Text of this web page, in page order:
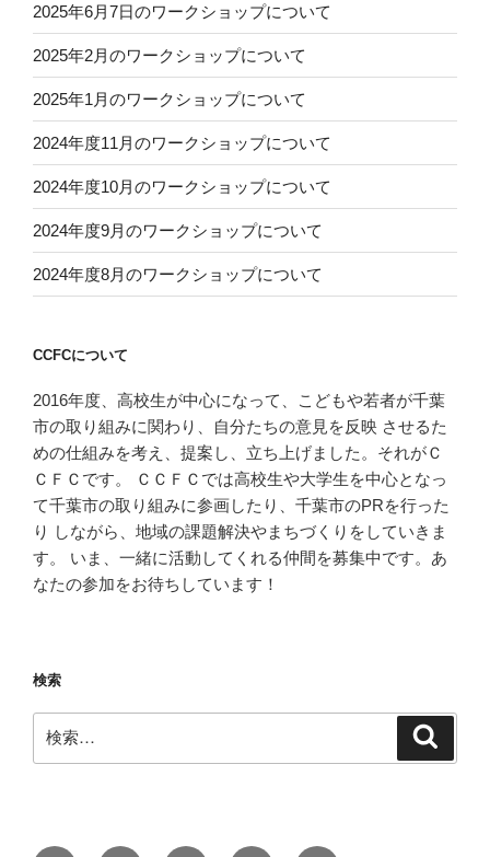
2025年6月7日のワークショップについて
2025年2月のワークショップについて
2025年1月のワークショップについて
2024年度11月のワークショップについて
2024年度10月のワークショップについて
2024年度9月のワークショップについて
2024年度8月のワークショップについて
CCFCについて
2016年度、高校生が中心になって、こどもや若者が千葉
市の取り組みに関わり、自分たちの意見を反映 させるた
めの仕組みを考え、提案し、立ち上げました。それがＣ
ＣＦＣです。 ＣＣＦＣでは高校生や大学生を中心となっ
て千葉市の取り組みに参画したり、千葉市のPRを行った
り しながら、地域の課題解決やまちづくりをしていきま
す。 いま、一緒に活動してくれる仲間を募集中です。あ
なたの参加をお待ちしています！
検索
索: